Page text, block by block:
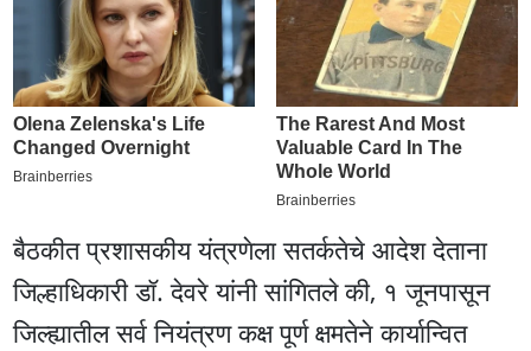
बैठकीत प्रशासकीय यंत्रणेला सतर्कतेचे आदेश देताना
जिल्हाधिकारी डॉ. देवरे यांनी सांगितले की, १ जूनपासून
जिल्ह्यातील सर्व नियंत्रण कक्ष पूर्ण क्षमतेने कार्यान्वित